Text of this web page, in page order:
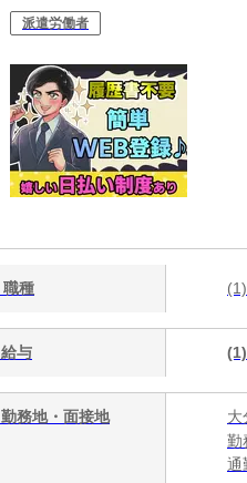
派遣労働者
職種
給与
勤務地・面接地
大
勤
通